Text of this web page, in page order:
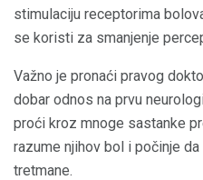
stimulaciju receptorima
se koristi za smanjenje
Važno je pronaći pravog
dobar odnos na prvu
proći kroz mnoge sastanke
razume njihov bol i počinje
tretmane.